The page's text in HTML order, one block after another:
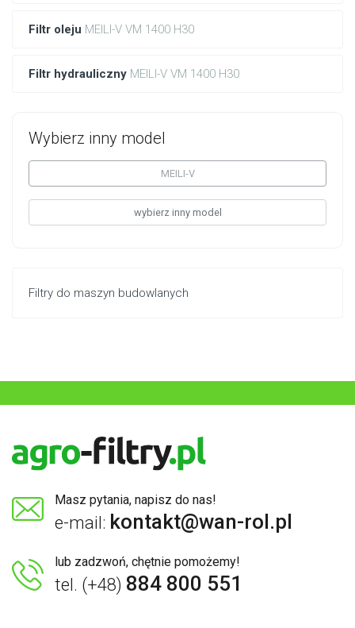
Filtr oleju MEILI-V VM 1400 H30
Filtr hydrauliczny MEILI-V VM 1400 H30
Wybierz inny model
MEILI-V
wybierz inny model
Filtry do maszyn budowlanych
Masz pytania, napisz do nas!
e-mail: kontakt@wan-rol.pl
lub zadzwoń, chętnie pomożemy!
tel. (+48) 884 800 551